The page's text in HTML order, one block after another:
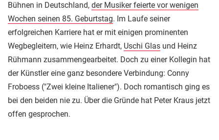
Bühnen in Deutschland, der Musiker feierte vor wenigen
Wochen seinen 85. Geburtstag. Im Laufe seiner
erfolgreichen Karriere hat er mit einigen prominenten
Wegbegleitern, wie Heinz Erhardt, Uschi Glas und Heinz
Rühmann zusammengearbeitet. Doch zu einer Kollegin hat
der Künstler eine ganz besondere Verbindung: Conny
Froboess ("Zwei kleine Italiener"). Doch romantisch ging es
bei den beiden nie zu. Über die Gründe hat Peter Kraus jetzt
offen gesprochen.